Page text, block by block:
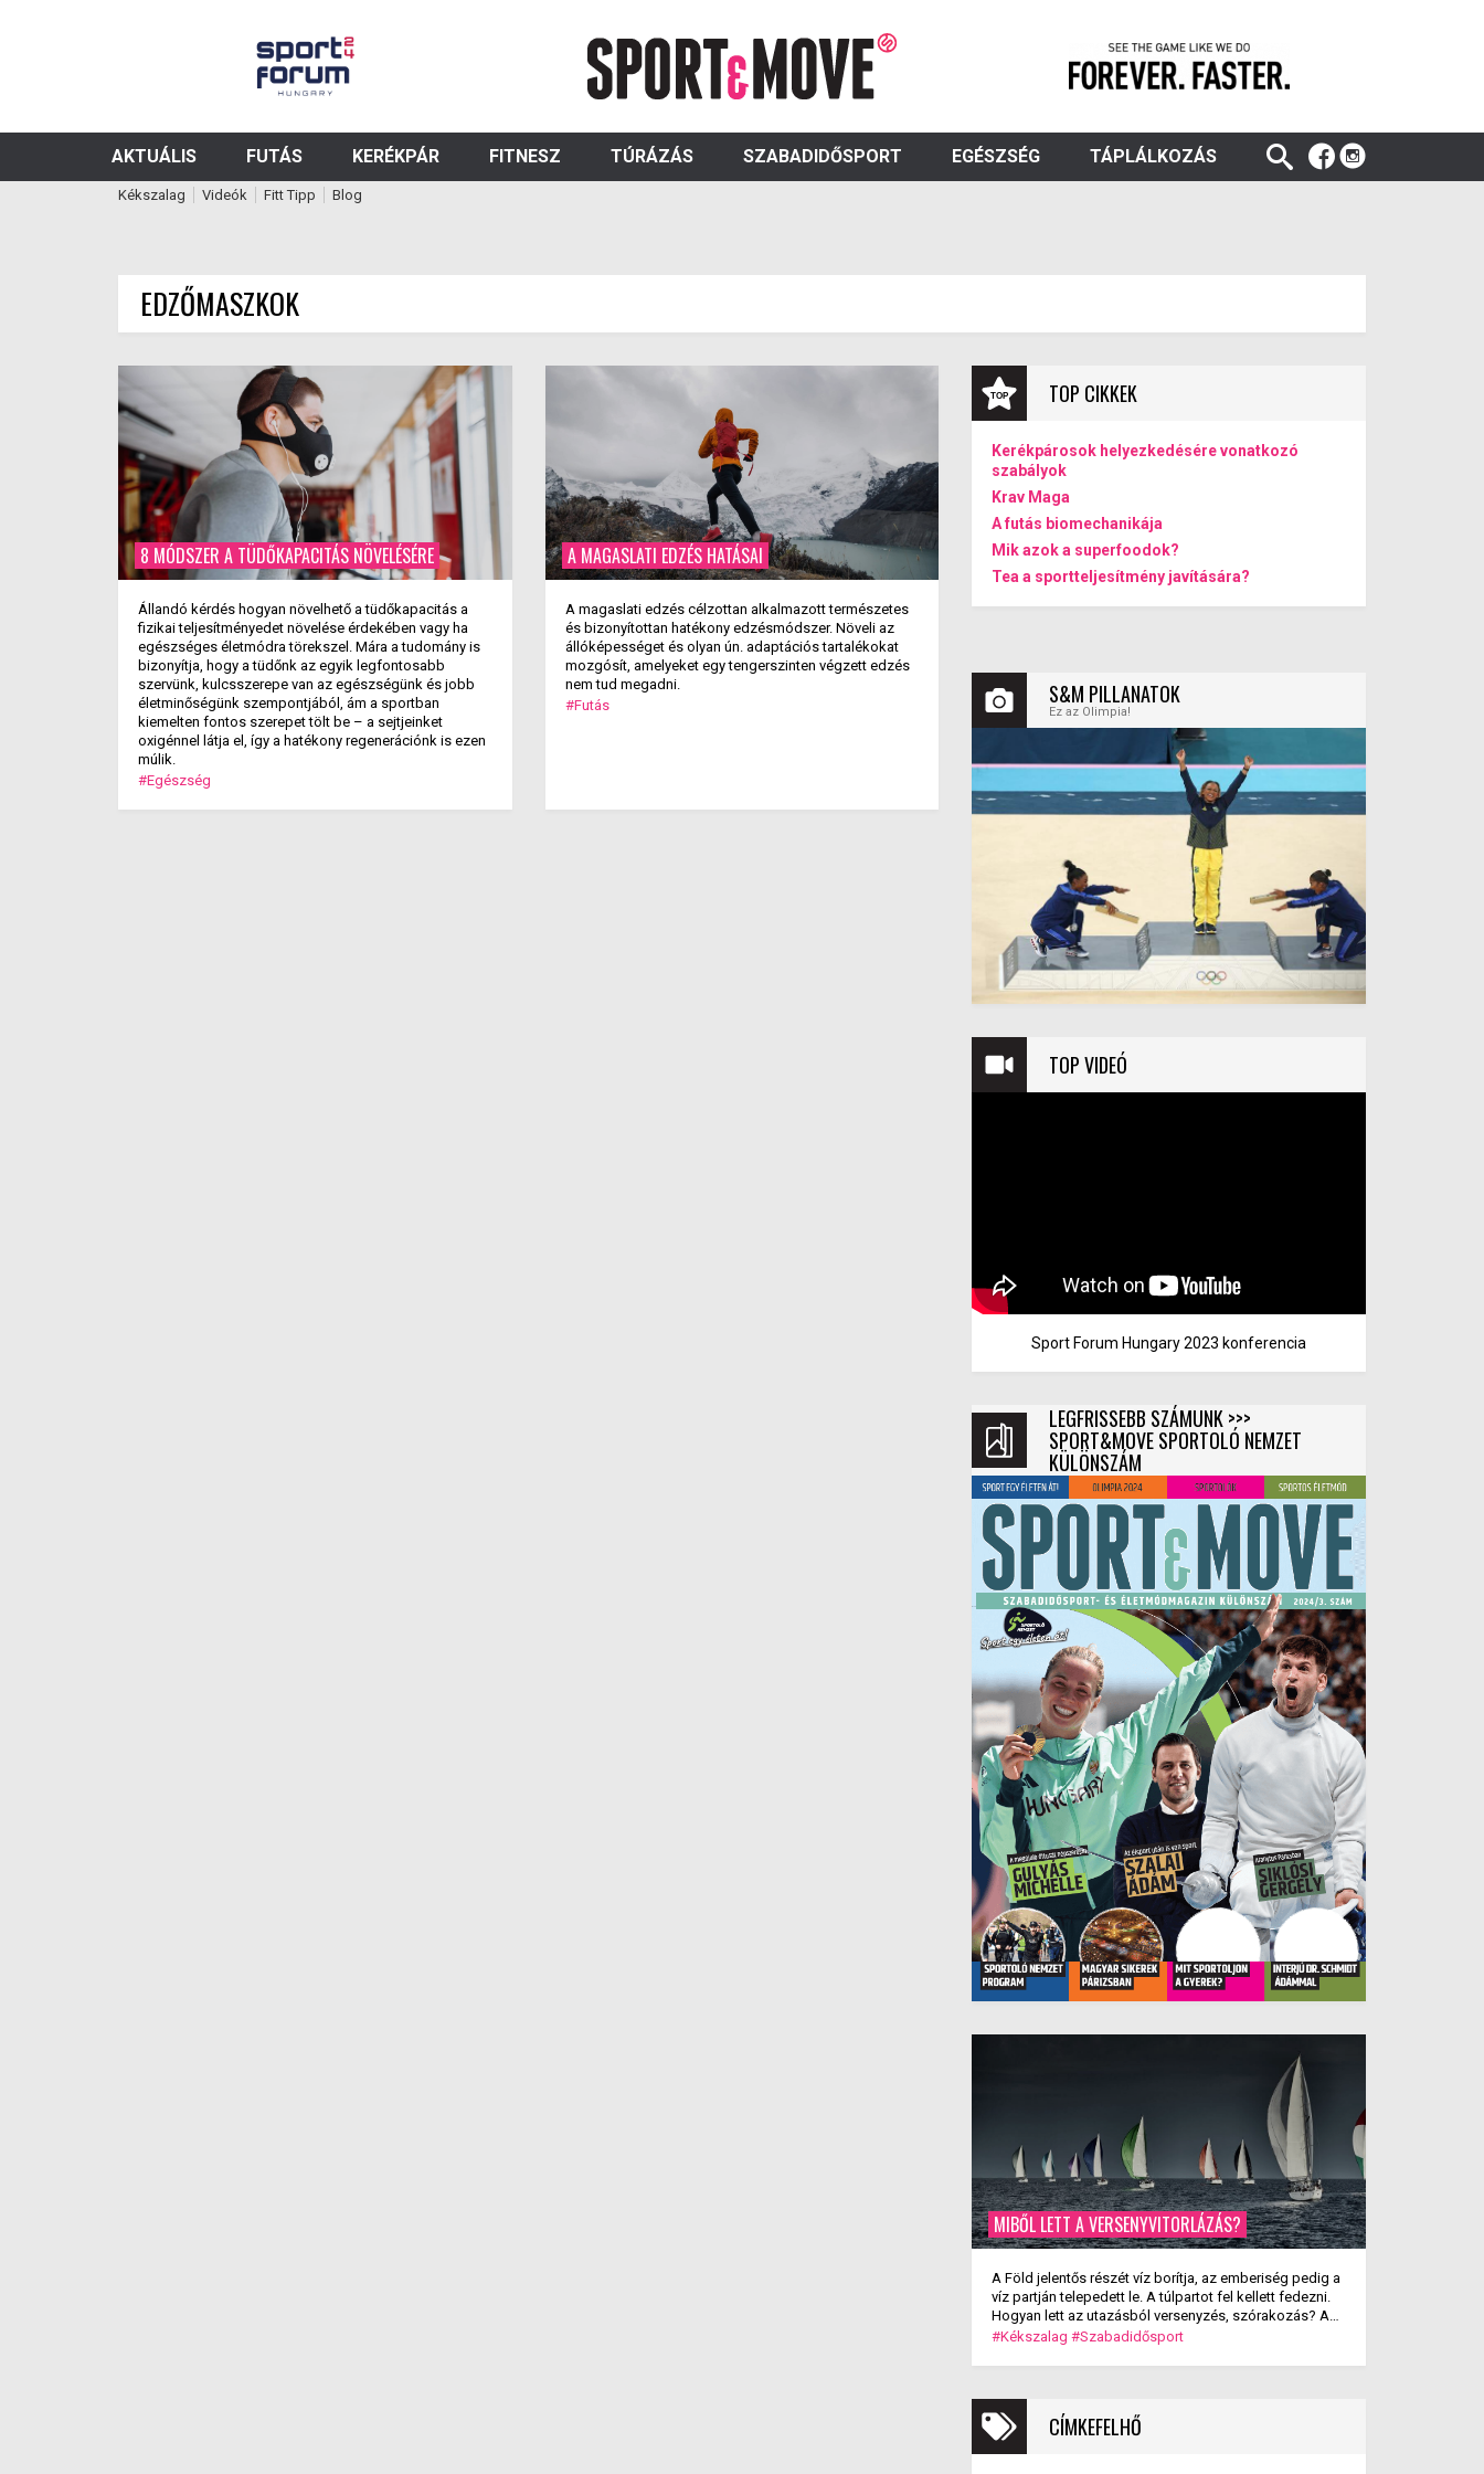
AKTUÁLIS FUTÁS KERÉKPÁR FITNESZ TÚRÁZÁS SZABADIDŐSPORT EGÉSZSÉG TÁPLÁLKOZÁS
Kékszalag Videók Fitt Tipp Blog
EDZŐMASZKOK
8 MÓDSZER A TÜDŐKAPACITÁS NÖVELÉSÉRE
Állandó kérdés hogyan növelhető a tüdőkapacitás a
fizikai teljesítményedet növelése érdekében vagy ha
egészséges életmódra törekszel. Mára a tudomány is
bizonyítja, hogy a tüdőnk az egyik legfontosabb
szervünk, kulcsszerepe van az egészségünk és jobb
életminőségünk szempontjából, ám a sportban
kiemelten fontos szerepet tölt be – a sejtjeinket
oxigénnel látja el, így a hatékony regenerációnk is ezen
múlik.
#Egészség
A MAGASLATI EDZÉS HATÁSAI
A magaslati edzés célzottan alkalmazott természetes
és bizonyítottan hatékony edzésmódszer. Növeli az
állóképességet és olyan ún. adaptációs tartalékokat
mozgósít, amelyeket egy tengerszinten végzett edzés
nem tud megadni.
#Futás
TOP CIKKEK
Kerékpárosok helyezkedésére vonatkozó
szabályok
Krav Maga
A futás biomechanikája
Mik azok a superfoodok?
Tea a sportteljesítmény javítására?
S&M PILLANATOK
Ez az Olimpia!
TOP VIDEÓ
Sport Forum Hungary 2023 konferencia
LEGFRISSEBB SZÁMUNK >>>
SPORT&MOVE SPORTOLÓ NEMZET
KÜLÖNSZÁM
MIBŐL LETT A VERSENYVITORLÁZÁS?
A Föld jelentős részét víz borítja, az emberiség pedig a
víz partján telepedett le. A túlpartot fel kellett fedezni.
Hogyan lett az utazásból versenyzés, szórakozás? A
versenyvitorlázás kialakulása.
#Kékszalag #Szabadidősport
CÍMKEFELHŐ